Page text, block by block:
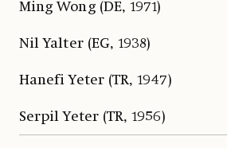
Ming Wong (DE, 1971)
Nil Yalter (EG, 1938)
Hanefi Yeter (TR, 1947)
Serpil Yeter (TR, 1956)